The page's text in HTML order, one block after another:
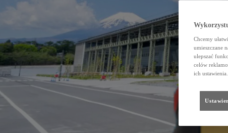
Chcemy
umieszczane
ulepszać
celów
ich